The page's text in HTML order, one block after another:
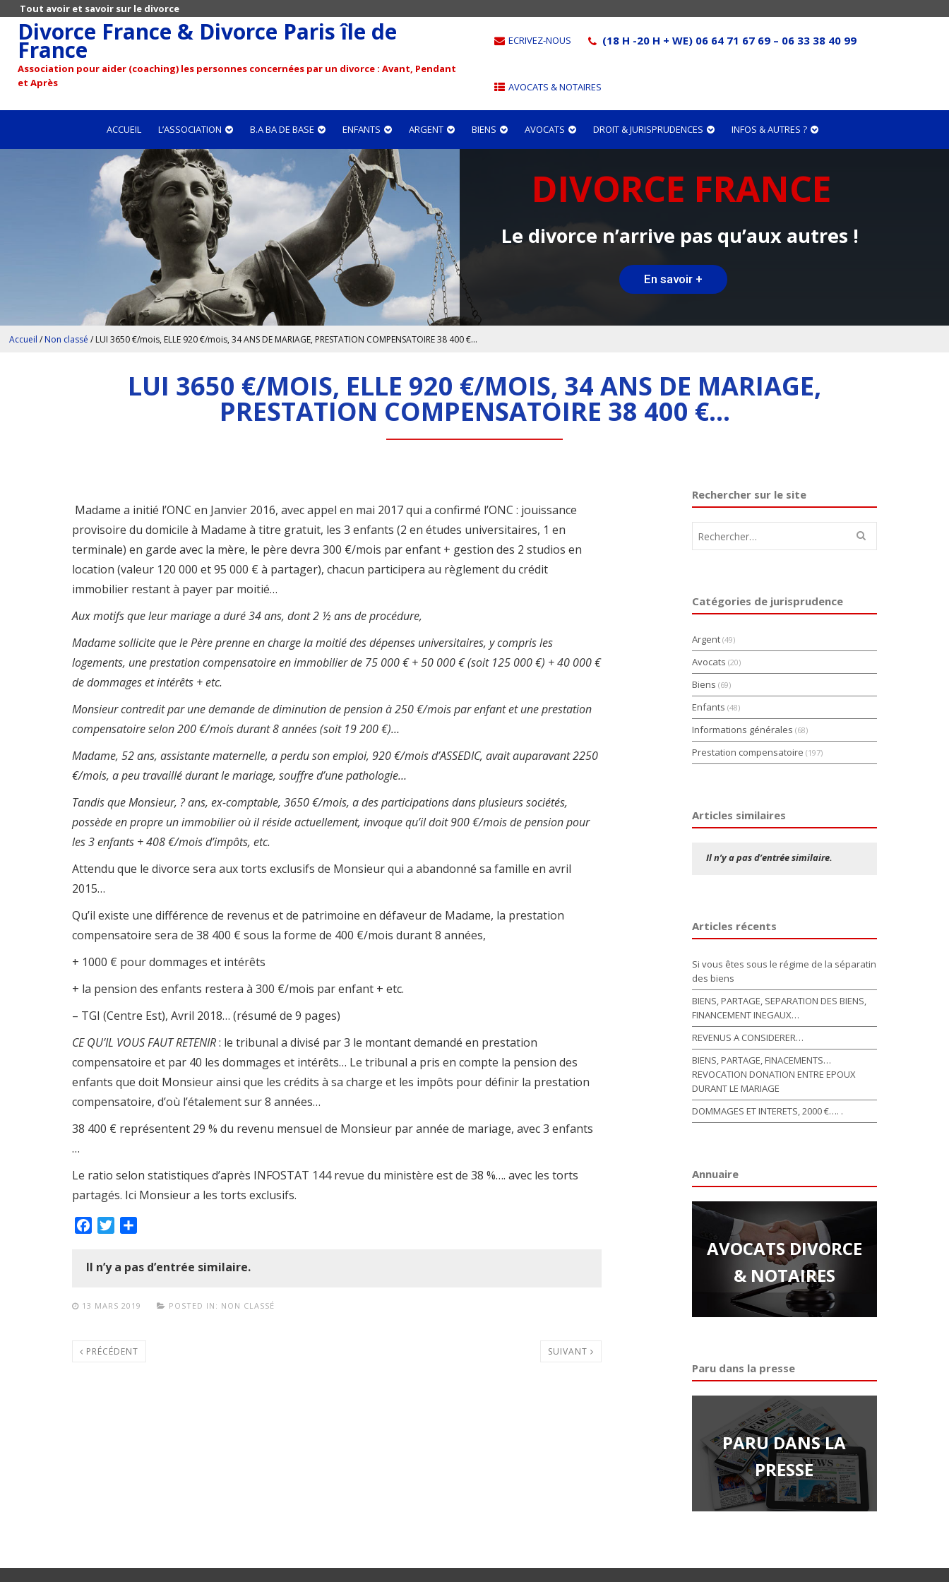
Tout avoir et savoir sur le divorce
Divorce France & Divorce Paris île de
France
Association pour aider (coaching) les personnes concernées par un divorce : Avant, Pendant
et Après
ECRIVEZ-NOUS (18 H -20 H + WE) 06 64 71 67 69 – 06 33 38 40 99
AVOCATS & NOTAIRES
ACCUEIL L’ASSOCIATION B.A BA DE BASE ENFANTS ARGENT BIENS AVOCATS DROIT & JURISPRUDENCES INFOS & AUTRES ?
DIVORCE FRANCE
Le divorce n’arrive pas qu’aux autres !
En savoir +
Accueil / Non classé / LUI 3650 €/mois, ELLE 920 €/mois, 34 ANS DE MARIAGE, PRESTATION COMPENSATOIRE 38 400 €…
LUI 3650 €/MOIS, ELLE 920 €/MOIS, 34 ANS DE MARIAGE,
PRESTATION COMPENSATOIRE 38 400 €…
Madame a initié l’ONC en Janvier 2016, avec appel en mai 2017 qui a confirmé l’ONC : jouissance
provisoire du domicile à Madame à titre gratuit, les 3 enfants (2 en études universitaires, 1 en
terminale) en garde avec la mère, le père devra 300 €/mois par enfant + gestion des 2 studios en
location (valeur 120 000 et 95 000 € à partager), chacun participera au règlement du crédit
immobilier restant à payer par moitié…
Aux motifs que leur mariage a duré 34 ans, dont 2 ½ ans de procédure,
Madame sollicite que le Père prenne en charge la moitié des dépenses universitaires, y compris les
logements, une prestation compensatoire en immobilier de 75 000 € + 50 000 € (soit 125 000 €) + 40 000 €
de dommages et intérêts + etc.
Monsieur contredit par une demande de diminution de pension à 250 €/mois par enfant et une prestation
compensatoire selon 200 €/mois durant 8 années (soit 19 200 €)…
Madame, 52 ans, assistante maternelle, a perdu son emploi, 920 €/mois d’ASSEDIC, avait auparavant 2250
€/mois, a peu travaillé durant le mariage, souffre d’une pathologie…
Tandis que Monsieur, ? ans, ex-comptable, 3650 €/mois, a des participations dans plusieurs sociétés,
possède en propre un immobilier où il réside actuellement, invoque qu’il doit 900 €/mois de pension pour
les 3 enfants + 408 €/mois d’impôts, etc.
Attendu que le divorce sera aux torts exclusifs de Monsieur qui a abandonné sa famille en avril
2015…
Qu’il existe une différence de revenus et de patrimoine en défaveur de Madame, la prestation
compensatoire sera de 38 400 € sous la forme de 400 €/mois durant 8 années,
+ 1000 € pour dommages et intérêts
+ la pension des enfants restera à 300 €/mois par enfant + etc.
– TGI (Centre Est), Avril 2018… (résumé de 9 pages)
CE QU’IL VOUS FAUT RETENIR: le tribunal a divisé par 3 le montant demandé en prestation
compensatoire et par 40 les dommages et intérêts… Le tribunal a pris en compte la pension des
enfants que doit Monsieur ainsi que les crédits à sa charge et les impôts pour définir la prestation
compensatoire, d’où l’étalement sur 8 années…
38 400 € représentent 29 % du revenu mensuel de Monsieur par année de mariage, avec 3 enfants
…
Le ratio selon statistiques d’après INFOSTAT 144 revue du ministère est de 38 %…. avec les torts
partagés. Ici Monsieur a les torts exclusifs.
FacebookTwitter
Il n’y a pas d’entrée similaire.
13 MARS 2019 POSTED IN: NON CLASSÉ
PRÉCÉDENT SUIVANT
Rechercher sur le site
Catégories de jurisprudence
Argent(49)
Avocats (20)
Biens (69)
Enfants (48)
Informations générales (68)
Prestation compensatoire (197)
Articles similaires
Il n’y a pas d’entrée similaire.
Articles récents
Si vous êtes sous le régime de la séparatin
des biens
BIENS, PARTAGE, SEPARATION DES BIENS,
FINANCEMENT INEGAUX…
REVENUS A CONSIDERER…
BIENS, PARTAGE, FINACEMENTS…
REVOCATION DONATION ENTRE EPOUX
DURANT LE MARIAGE
DOMMAGES ET INTERETS, 2000 €…. .
Annuaire
AVOCATS DIVORCE
& NOTAIRES
Paru dans la presse
PARU DANS LA
PRESSE